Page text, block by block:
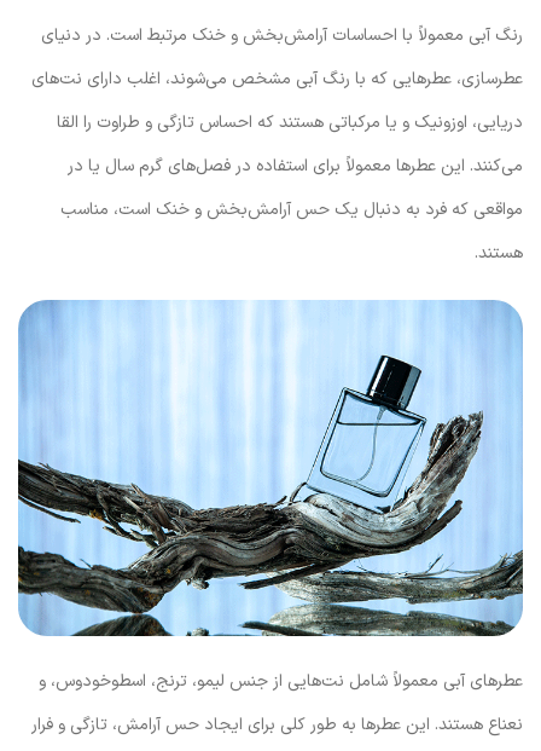
رنگ آبی معمولاً با احساسات آرامش‌بخش و خنک مرتبط است. در دنیای
عطرسازی، عطرهایی که با رنگ آبی مشخص می‌شوند، اغلب دارای نت‌های
دریایی، اوزونیک و یا مرکباتی هستند که احساس تازگی و طراوت را القا
می‌کنند. این عطرها معمولاً برای استفاده در فصل‌های گرم سال یا در
مواقعی که فرد به دنبال یک حس آرامش‌بخش و خنک است، مناسب
هستند.
عطرهای آبی معمولاً شامل نت‌هایی از جنس لیمو، ترنج، اسطوخودوس، و
نعناع هستند. این عطرها به طور کلی برای ایجاد حس آرامش، تازگی و فرار